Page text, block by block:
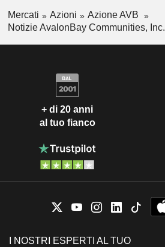
Mercati Azioni
Azione AVB
Notizie AvalonBay Communities, Inc.
+ di 20 anni
al tuo fianco
I NOSTRI ESPERTI AL TUO